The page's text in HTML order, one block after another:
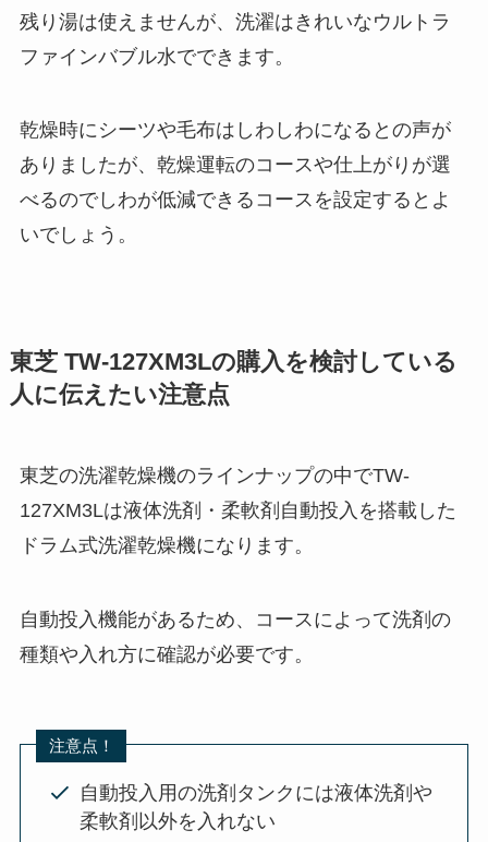
残り湯は使えませんが、洗濯はきれいなウルトラ
ファインバブル水でできます。
乾燥時にシーツや毛布はしわしわになるとの声が
ありましたが、乾燥運転のコースや仕上がりが選
べるのでしわが低減できるコースを設定するとよ
いでしょう。
東芝 TW-127XM3Lの購入を検討している
人に伝えたい注意点
東芝の洗濯乾燥機のラインナップの中でTW-
127XM3Lは液体洗剤・柔軟剤自動投入を搭載した
ドラム式洗濯乾燥機になります。
自動投入機能があるため、コースによって洗剤の
種類や入れ方に確認が必要です。
注意点！
自動投入用の洗剤タンクには液体洗剤や
柔軟剤以外を入れない